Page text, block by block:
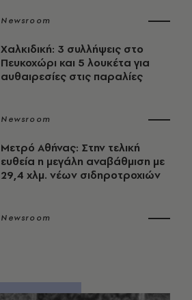
Newsroom
Χαλκιδική: 3 συλλήψεις στο
Πευκοχώρι και 5 λουκέτα για
αυθαιρεσίες στις παραλίες
Newsroom
Μετρό Αθήνας: Στην τελική
ευθεία η μεγάλη αναβάθμιση με
29,4 χλμ. νέων σιδηροτροχιών
Newsroom